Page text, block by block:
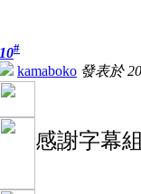
10#
kamaboko 發表於
感謝字幕